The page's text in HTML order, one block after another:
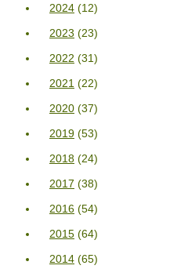
2024 (12)
2023 (23)
2022 (31)
2021 (22)
2020 (37)
2019 (53)
2018 (24)
2017 (38)
2016 (54)
2015 (64)
2014 (65)